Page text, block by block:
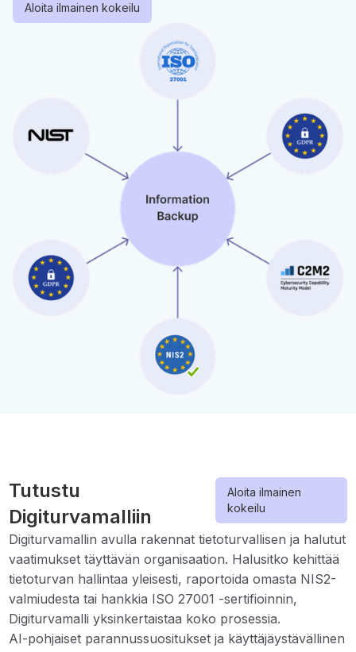
Aloita ilmainen kokeilu
Tutustu
Digiturvamalliin
Aloita ilmainen
kokeilu
Digiturvamallin avulla rakennat tietoturvallisen ja halutut
vaatimukset täyttävän organisaation. Halusitko kehittää
tietoturvan hallintaa yleisesti, raportoida omasta NIS2-
valmiudesta tai hankkia ISO 27001 -sertifioinnin,
Digiturvamalli yksinkertaistaa koko prosessia.
AI-pohjaiset parannussuositukset ja käyttäjäystävällinen